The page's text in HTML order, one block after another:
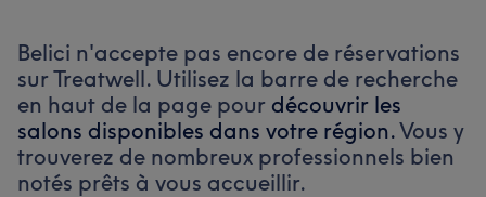
Belici n'accepte pas encore de réservations
sur Treatwell. Utilisez la barre de recherche
en haut de la page pour découvrir les
salons disponibles dans votre région.Vous y
trouverez de nombreux professionnels bien
notés prêts à vous accueillir.